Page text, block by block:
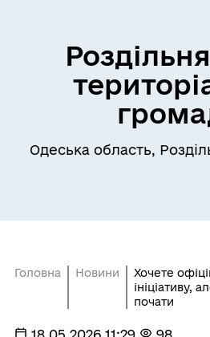
Одеська область,
Головна Новини
Хочете
ініціативу,
почати
18.05.2026 11:29 98